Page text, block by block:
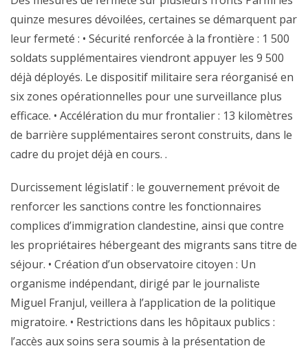
quinze mesures dévoilées, certaines se démarquent par
leur fermeté : • Sécurité renforcée à la frontière : 1 500
soldats supplémentaires viendront appuyer les 9 500
déjà déployés. Le dispositif militaire sera réorganisé en
six zones opérationnelles pour une surveillance plus
efficace. • Accélération du mur frontalier : 13 kilomètres
de barrière supplémentaires seront construits, dans le
cadre du projet déjà en cours. .
Durcissement législatif : le gouvernement prévoit de
renforcer les sanctions contre les fonctionnaires
complices d’immigration clandestine, ainsi que contre
les propriétaires hébergeant des migrants sans titre de
séjour. • Création d’un observatoire citoyen : Un
organisme indépendant, dirigé par le journaliste
Miguel Franjul, veillera à l’application de la politique
migratoire. • Restrictions dans les hôpitaux publics :
l’accès aux soins sera soumis à la présentation de